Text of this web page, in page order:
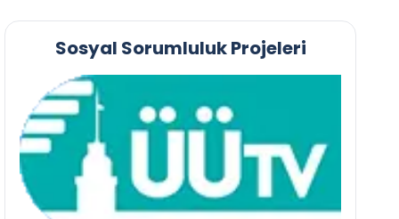
Sosyal Sorumluluk Projeleri